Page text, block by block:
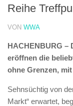
Reihe
VON WWA
HACHENBURG –
eröffnen die
ohne Grenzen,
Sehnsüchtig von
Markt“ erwartet,